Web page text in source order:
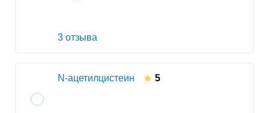
3 отзыва
N-ацетилцистеин 5